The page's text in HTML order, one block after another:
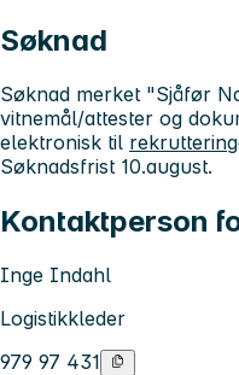
Søknad
Søknad merket "Sjåfør
vitnemål/attester og
elektronisk til
Søknadsfrist 10.august.
Kontaktperson
Inge Indahl
Logistikkleder
979 97 431